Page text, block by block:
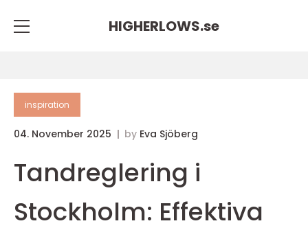
HIGHERLOWS.se
inspiration
04. November 2025 by Eva Sjöberg
Tandreglering i
Stockholm: Effektiva